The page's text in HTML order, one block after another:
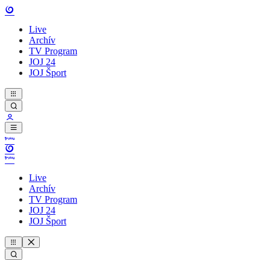
Live
Archív
TV Program
JOJ 24
JOJ Šport
Live
Archív
TV Program
JOJ 24
JOJ Šport